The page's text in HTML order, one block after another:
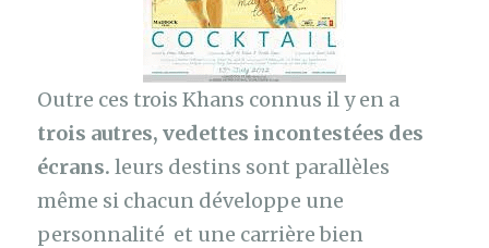
Outre ces trois Khans connus il y en a
trois autres, vedettes incontestées des
écrans. leurs destins sont parallèles
même si chacun développe une
personnalité et une carrière bien